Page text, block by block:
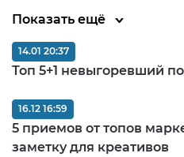
Показать ещё
Топ 5+1 невыгоревший
14.01 20:37
5 приемов от топов
заметку для креативов
16.12 16:59